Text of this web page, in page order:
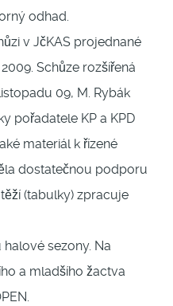
odhad.
v JčKAS projednané
Schůze rozšířená
09, M. Rybák
pořadatele KP a KPD
materiál k řízené
dostatečnou podporu
(tabulky) zpracuje
halové sezony. Na
a mladšího žactva